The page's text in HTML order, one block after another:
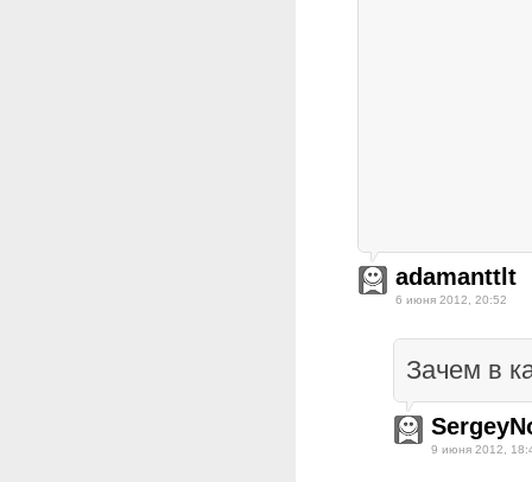
adamanttlt
6 июня 2012, 20:52
Зачем в
9 июня 2012,